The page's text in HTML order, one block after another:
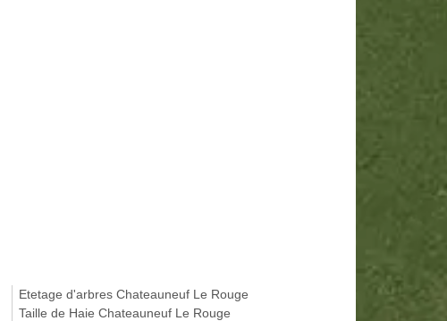
Etetage d'arbres Chateauneuf Le Rouge
Taille de Haie Chateauneuf Le Rouge